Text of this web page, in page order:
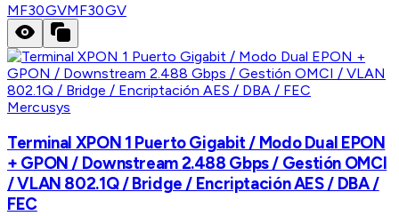
MF30GVMF30GV
Mercusys
Terminal XPON 1 Puerto Gigabit / Modo Dual EPON
+ GPON / Downstream 2.488 Gbps / Gestión OMCI
/ VLAN 802.1Q / Bridge / Encriptación AES / DBA /
FEC